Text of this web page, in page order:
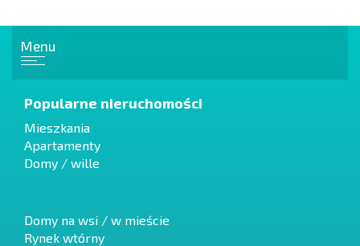
Menu
Popularne nieruchomości
Mieszkania
Apartamenty
Domy / wille
Domy na wsi / w mieście
Rynek wtórny